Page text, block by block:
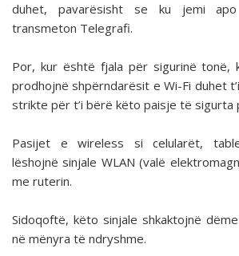
duhet, pavarësisht se ku jemi
transmeton Telegrafi.
Por, kur është fjala për sigurinë tonë,
prodhojnë shpërndarësit e Wi-Fi duhet
strikte për t’i bërë këto paisje të sigurta
Pasijet e wireless si celularët,
lëshojnë sinjale WLAN (valë
me ruterin.
Sidoqoftë, këto sinjale shkaktojnë
në mënyra të ndryshme.